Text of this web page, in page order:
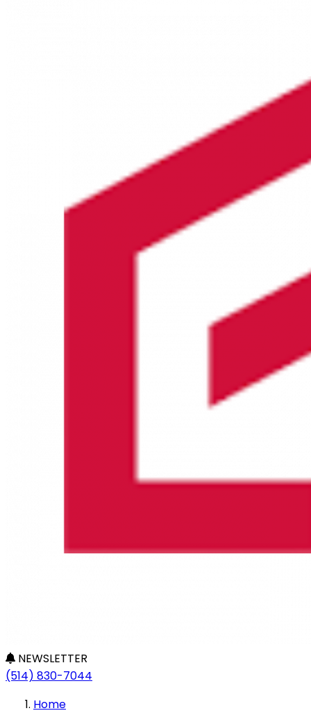
NEWSLETTER
(514) 830-7044
Home